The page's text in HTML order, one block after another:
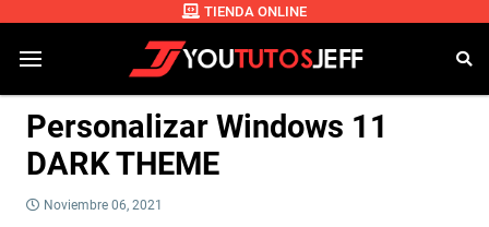
TIENDA ONLINE
Personalizar Windows 11
DARK THEME
Noviembre 06, 2021